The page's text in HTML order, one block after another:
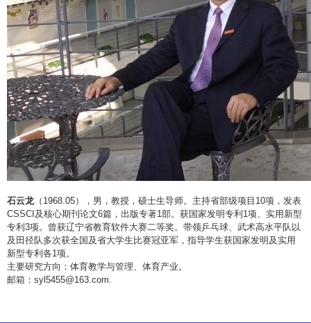
石云龙 （ 1968.05），男，教授，硕士生导师。主持省部级项目 10项，发表
CSSCI 及核心期刊论文6篇，出版专著1 部。获国家发明专利 1 项、实用新型
专利 3项。曾获辽宁省教育软件大赛二等奖。带领乒乓球、武术高水平队以
及田径队多次获全国及省大学生比赛冠亚军，指导学生获国家发明及实用
新型专利各1 项。
主要研究方向：体育教学与管理、体育产业。
邮箱： syl5455@163.com.